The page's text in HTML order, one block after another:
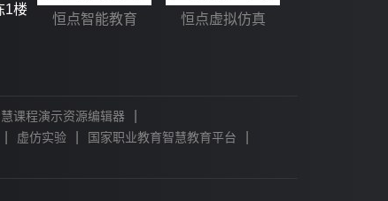
1楼
恒点智能教育 恒点虚拟仿真
课程演示资源编辑器
虚仿实验 国家职业教育智慧教育平台